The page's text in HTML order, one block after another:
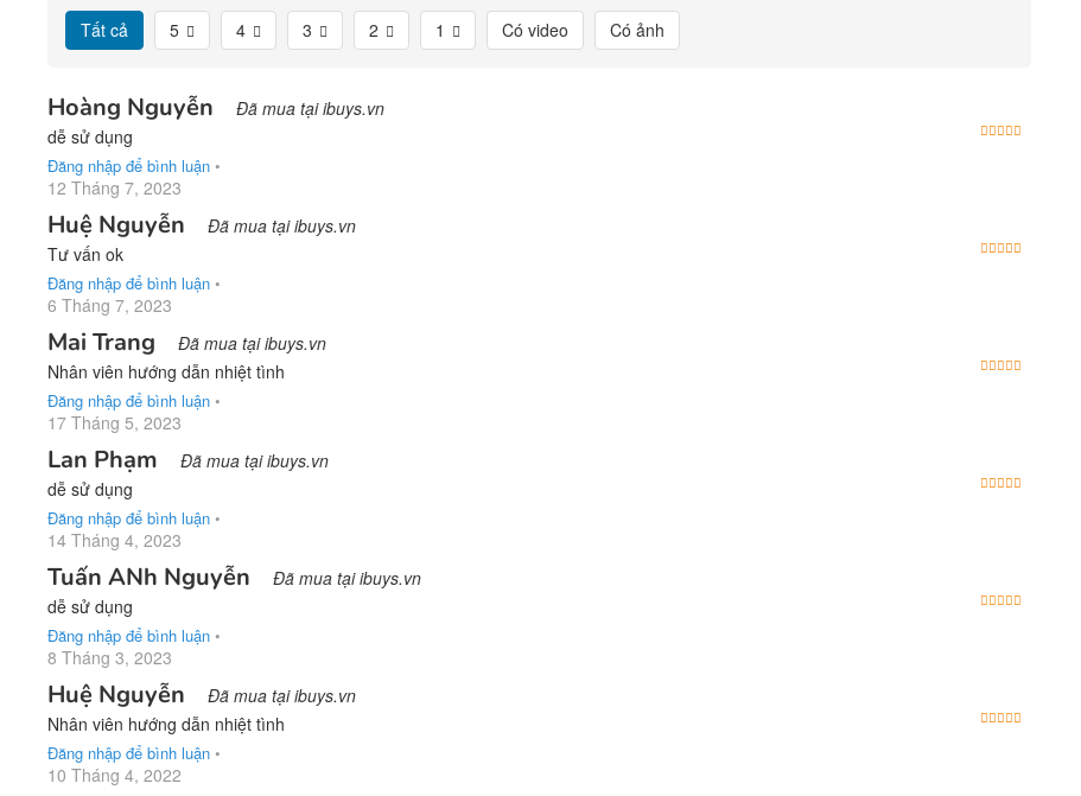
Tất cả 5 4 3 2 1 Có video Có ảnh
Hoàng Nguyễn Đã mua tại ibuys.vn
dễ sử dụng
Đăng nhập để bình luận •
12 Tháng 7, 2023
Huệ Nguyễn Đã mua tại ibuys.vn
Tư vấn ok
Đăng nhập để bình luận •
6 Tháng 7, 2023
Mai Trang Đã mua tại ibuys.vn
Nhân viên hướng dẫn nhiệt tình
Đăng nhập để bình luận •
17 Tháng 5, 2023
Lan Phạm Đã mua tại ibuys.vn
dễ sử dụng
Đăng nhập để bình luận •
14 Tháng 4, 2023
Tuấn ANh Nguyễn Đã mua tại ibuys.vn
dễ sử dụng
Đăng nhập để bình luận •
8 Tháng 3, 2023
Huệ Nguyễn Đã mua tại ibuys.vn
Nhân viên hướng dẫn nhiệt tình
Đăng nhập để bình luận •
10 Tháng 4, 2022